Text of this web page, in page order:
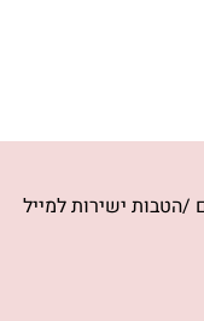
/הטבות ישירות למייל